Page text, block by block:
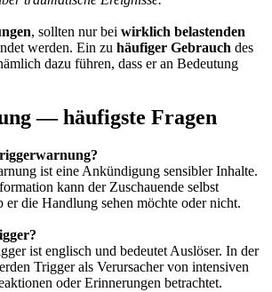
, sollten nur bei wirklich belastenden
werden. Ein zu häufiger Gebrauch des
dazu führen, dass er an Bedeutung
— häufigste Fragen
ist eine Ankündigung sensibler Inhalte.
kann der Zuschauende selbst
er die Handlung sehen möchte oder nicht.
ist englisch und bedeutet Auslöser. In der
Trigger als Verursacher von intensiven
oder Erinnerungen betrachtet.